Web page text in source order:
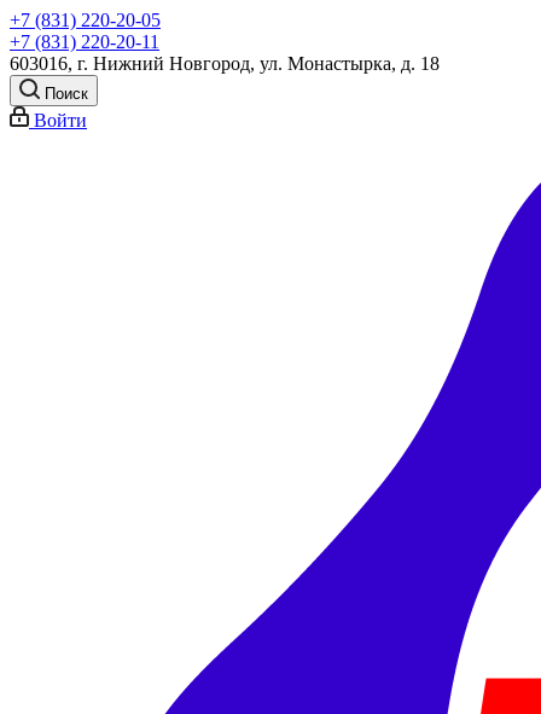
+7 (831) 220-20-05
+7 (831) 220-20-11
603016, г. Нижний Новгород, ул. Монастырка, д. 18
Поиск
Войти